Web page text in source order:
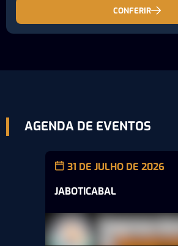
CONFERIR
AGENDA DE EVENTOS
31 DE JULHO DE 2026
JABOTICABAL